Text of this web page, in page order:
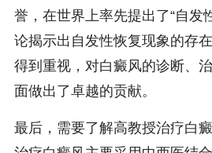
誉，在世界上率先提出了“自发
论揭示出自发性恢复现象的存
得到重视，对白癜风的诊断、
面做出了卓越的贡献。
最后，需要了解高教授治疗白